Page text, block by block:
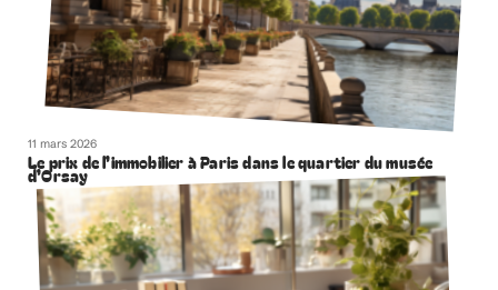
11 mars 2026
Le prix de l’immobilier à Paris dans le quartier du musée
d’Orsay